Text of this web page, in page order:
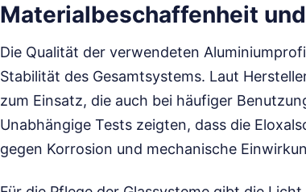
Materialbeschaffenheit
Die Qualität der verwendeten
Stabilität des Gesamtsystems. Laut
zum Einsatz, die auch bei häufiger
Unabhängige Tests zeigten, dass die
gegen Korrosion und mechanische